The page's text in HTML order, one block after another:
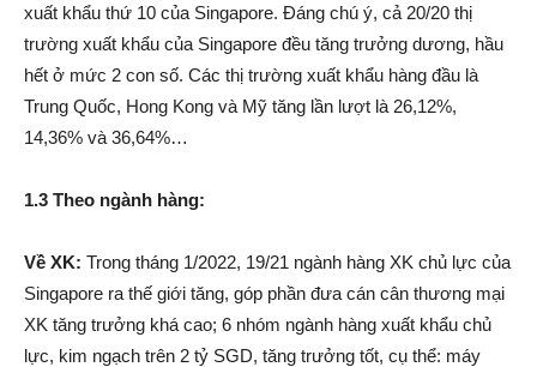
xuất khẩu thứ 10 của Singapore. Đáng chú ý, cả 20/20 thị
trường xuất khẩu của Singapore đều tăng trưởng dương, hầu
hết ở mức 2 con số. Các thị trường xuất khẩu hàng đầu là
Trung Quốc, Hong Kong và Mỹ tăng lần lượt là 26,12%,
14,36% và 36,64%…
1.3 Theo ngành hàng:
Về XK: Trong tháng 1/2022, 19/21 ngành hàng XK chủ lực của
Singapore ra thế giới tăng, góp phần đưa cán cân thương mại
XK tăng trưởng khá cao; 6 nhóm ngành hàng xuất khẩu chủ
lực, kim ngạch trên 2 tỷ SGD, tăng trưởng tốt, cụ thể: máy